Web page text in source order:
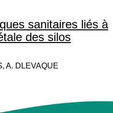
sanitaires liés à
des silos
A. DLEVAQUE